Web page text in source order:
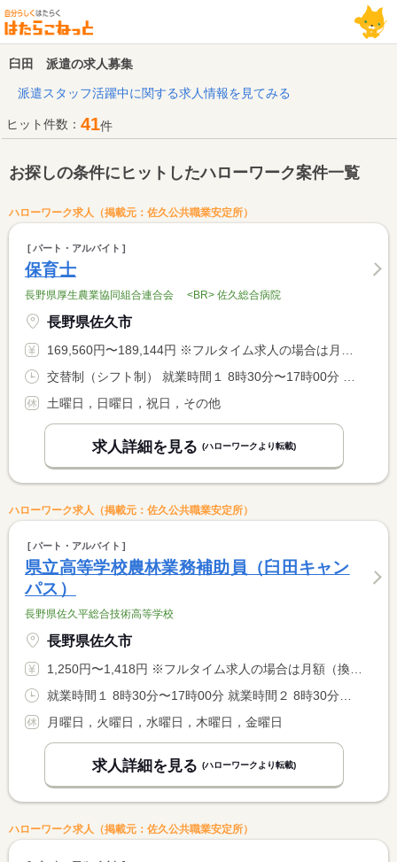
臼田 派遣の求人募集
派遣スタッフ活躍中に関する求人情報を見てみる
ヒット件数： 41件
お探しの条件にヒットしたハローワーク案件一覧
ハローワーク求人（掲載元：佐久公共職業安定所）
パート・アルバイト
保育士
長野県厚生農業協同組合連合会 <BR> 佐久総合病院
長野県佐久市
169,560円〜189,144円 ※フルタイム求人の場合は月額（換算額）、パート求人の場合は時間額を表示しています。
土曜日，日曜日，祝日，その他
求人詳細を見る (ハローワークより転載)
ハローワーク求人（掲載元：佐久公共職業安定所）
パート・アルバイト
県立高等学校農林業務補助員（臼田キャン
パス）
長野県佐久平総合技術高等学校
長野県佐久市
1,250円〜1,418円 ※フルタイム求人の場合は月額（換算額）、パート求人の場合は時間額を表示しています。
月曜日，火曜日，水曜日，木曜日，金曜日
求人詳細を見る (ハローワークより転載)
ハローワーク求人（掲載元：佐久公共職業安定所）